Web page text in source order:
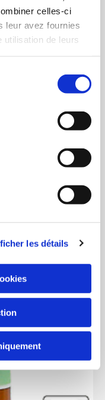
celles-ci
leur avez fournies
utilisation de leurs
les détails
DJ